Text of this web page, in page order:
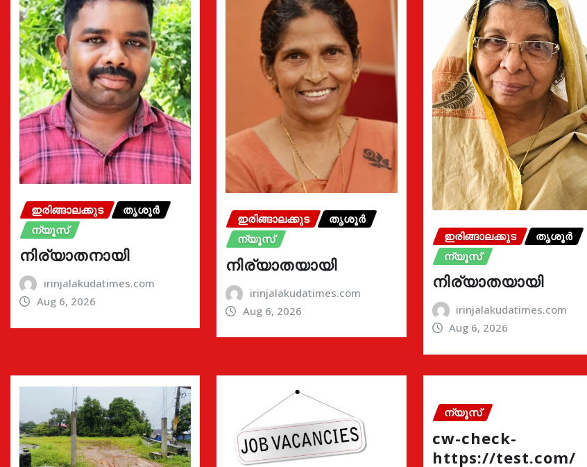
ഇരിങ്ങാലക്കുട
തൃശൂർ
ന്യൂസ്
നിര്യാതനായി
irinjalakudatimes.com
Aug 6, 2026
ഇരിങ്ങാലക്കുട
തൃശൂർ
ന്യൂസ്
നിര്യാതയായി
irinjalakudatimes.com
Aug 6, 2026
ഇരിങ്ങാലക്കുട
തൃശൂർ
ന്യൂസ്
നിര്യാതയായി
irinjalakudatimes.com
Aug 6, 2026
ന്യൂസ്
cw-check-
https://test.com/